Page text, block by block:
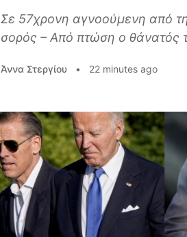
Σε 57χρονη αγνοούμενη από
σορός – Από πτώση ο θάνατός
Άννα Στεργίου • 22 minutes ago